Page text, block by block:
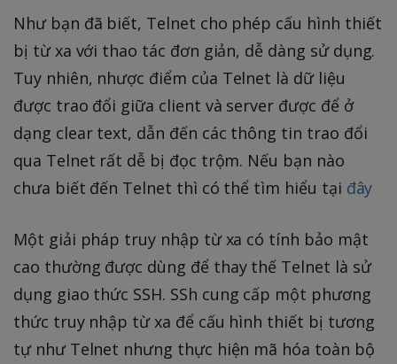
Như bạn đã biết, Telnet cho phép cấu hình thiết
bị từ xa với thao tác đơn giản, dễ dàng sử dụng.
Tuy nhiên, nhược điểm của Telnet là dữ liệu
được trao đổi giữa client và server được để ở
dạng clear text, dẫn đến các thông tin trao đổi
qua Telnet rất dễ bị đọc trộm. Nếu bạn nào
chưa biết đến Telnet thì có thể tìm hiểu tại đây
Một giải pháp truy nhập từ xa có tính bảo mật
cao thường được dùng để thay thế Telnet là sử
dụng giao thức SSH. SSh cung cấp một phương
thức truy nhập từ xa để cấu hình thiết bị tương
tự như Telnet nhưng thực hiện mã hóa toàn bộ